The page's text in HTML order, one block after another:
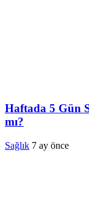
Haftada 5 Gün
mı?
Sağlık 7 ay önce